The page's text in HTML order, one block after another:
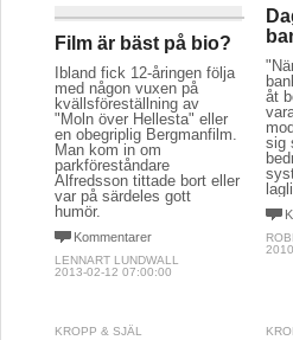
Film är bäst på bio?
Ibland fick 12-åringen följa
med någon vuxen på
kvällsföreställning av
"Moln över Hellesta" eller
en obegriplig Bergmanfilm.
Man kom in om
parkföreståndare
Alfredsson tittade bort eller
var på särdeles gott
humör.
Kommentarer
LENNART LUNDWALL
2013-02-12 07:00:00
åt
sig
KROPP & SJÄL